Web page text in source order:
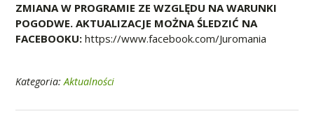
ZMIANA W PROGRAMIE ZE WZGLĘDU NA WARUNKI
POGODWE. AKTUALIZACJE MOŻNA ŚLEDZIĆ NA
FACEBOOKU: https://www.facebook.com/Juromania
Kategoria: Aktualności